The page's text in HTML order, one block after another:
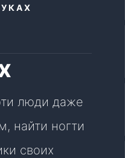
люди даже
найти ногти
своих